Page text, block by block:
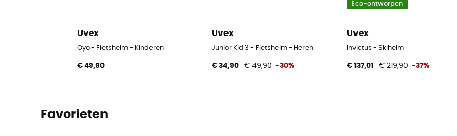
Uvex
Oyo - Fietshelm - Kinderen
€ 49,90
Uvex
Junior Kid 3 - Fietshelm - Heren
€ 34,90 € 49,90 -30%
Eco-ontworpen
Uvex
Invictus - Skihelm
€ 137,01 € 219,90 -37%
Favorieten